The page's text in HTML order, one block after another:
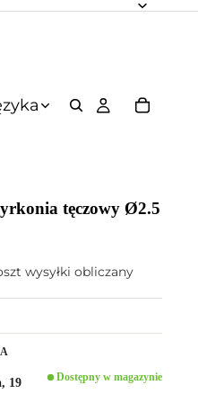
tęczowy Ø2.5
wysyłki obliczany
19
Dostępny w magazynie